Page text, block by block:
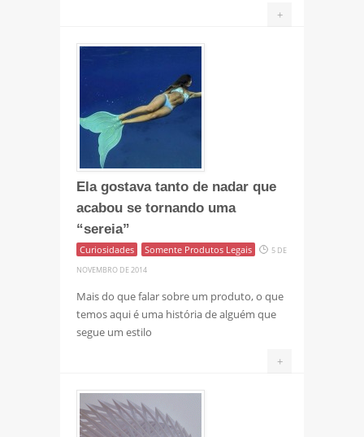
+
Ela gostava tanto de nadar que
acabou se tornando uma
“sereia”
Curiosidades Somente Produtos Legais
5 DE
NOVEMBRO DE 2014
Mais do que falar sobre um produto, o que
temos aqui é uma história de alguém que
segue um estilo
+